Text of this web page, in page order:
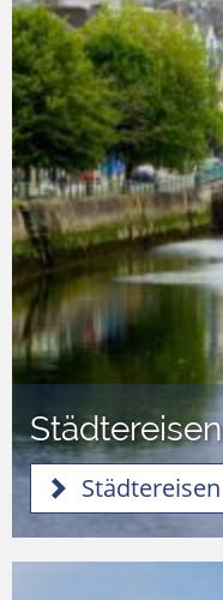
Städtereisen
Städtereisen